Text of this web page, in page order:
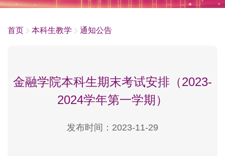
首页 本科生教学 通知公告
金融学院本科生期末考试安排（2023-
2024学年第一学期）
发布时间：2023-11-29